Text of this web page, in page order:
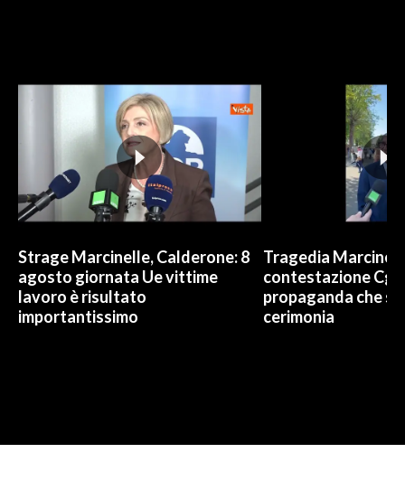
Strage Marcinelle, Calderone: 8
agosto giornata Ue vittime
lavoro è risultato
importantissimo
Tragedia
contestazione
propaganda che
cerimonia